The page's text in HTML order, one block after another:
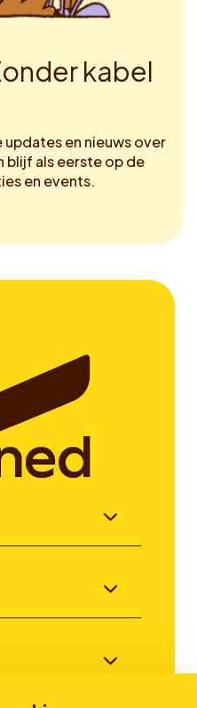
kabel
updates en nieuws over
blijf als eerste op de
en events.